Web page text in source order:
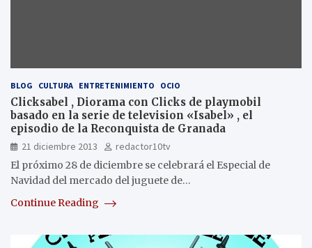
BLOG CULTURA ENTRETENIMIENTO OCIO
Clicksabel , Diorama con Clicks de playmobil
basado en la serie de television «Isabel» , el
episodio de la Reconquista de Granada
21 diciembre 2013
redactor10tv
El próximo 28 de diciembre se celebrará el Especial de
Navidad del mercado del juguete de…
Continue Reading